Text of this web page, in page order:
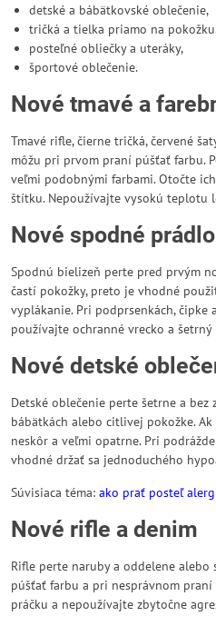
detské a bábätkovské oblečenie,
tričká a tielka priamo na
posteľné obliečky a uteráky,
športové oblečenie.
Nové tmavé a
Tmavé rifle, čierne tričká, červené
môžu pri prvom praní púšťať farbu.
veľmi podobnými farbami. Otočte
štítku. Nepoužívajte vysokú teplotu
Nové spodné prádlo
Spodnú bielizeň perte pred prvým
častí pokožky, preto je vhodné
vyplákanie. Pri podprsenkách, čipke
používajte ochranné vrecko a
Nové detské
Detské oblečenie perte šetrne a
bábätkách alebo citlivej pokožke.
neskôr a veľmi opatrne. Pri
vhodné držať sa jednoduchého
Súvisiaca téma: ako prať posteľ
Nové rifle a denim
Rifle perte naruby a oddelene alebo
púšťať farbu a pri nesprávnom
práčku a nepoužívajte zbytočne